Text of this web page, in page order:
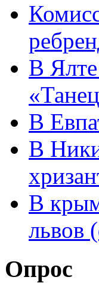
В Ялте
В
В
В
львов
Опрос